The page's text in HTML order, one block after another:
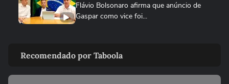
Flávio Bolsonaro afirma que anúncio de
Gaspar como vice foi...
PT voltar para o Ceará e é...
ELEIÇÕES
Recomendado por Taboola